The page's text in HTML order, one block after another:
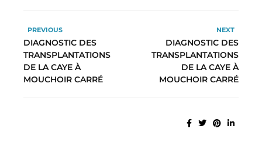
PREVIOUS
DIAGNOSTIC DES
TRANSPLANTATIONS
DE LA CAYE À
MOUCHOIR CARRÉ
NEXT
DIAGNOSTIC DES
TRANSPLANTATIONS
DE LA CAYE À
MOUCHOIR CARRÉ